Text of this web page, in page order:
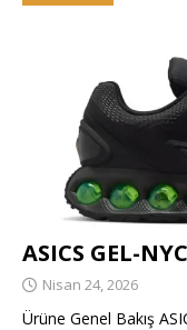
ASICS GEL-
Nisan 24, 2026
Ürüne Genel Bakış